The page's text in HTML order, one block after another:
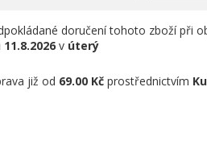
doručení tohoto zboží při
11.8.2026 v úterý
již od 69.00 Kč prostřednictvím